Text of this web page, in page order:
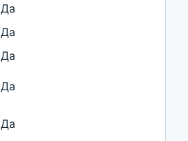
Да
Да
Да
Да
Да